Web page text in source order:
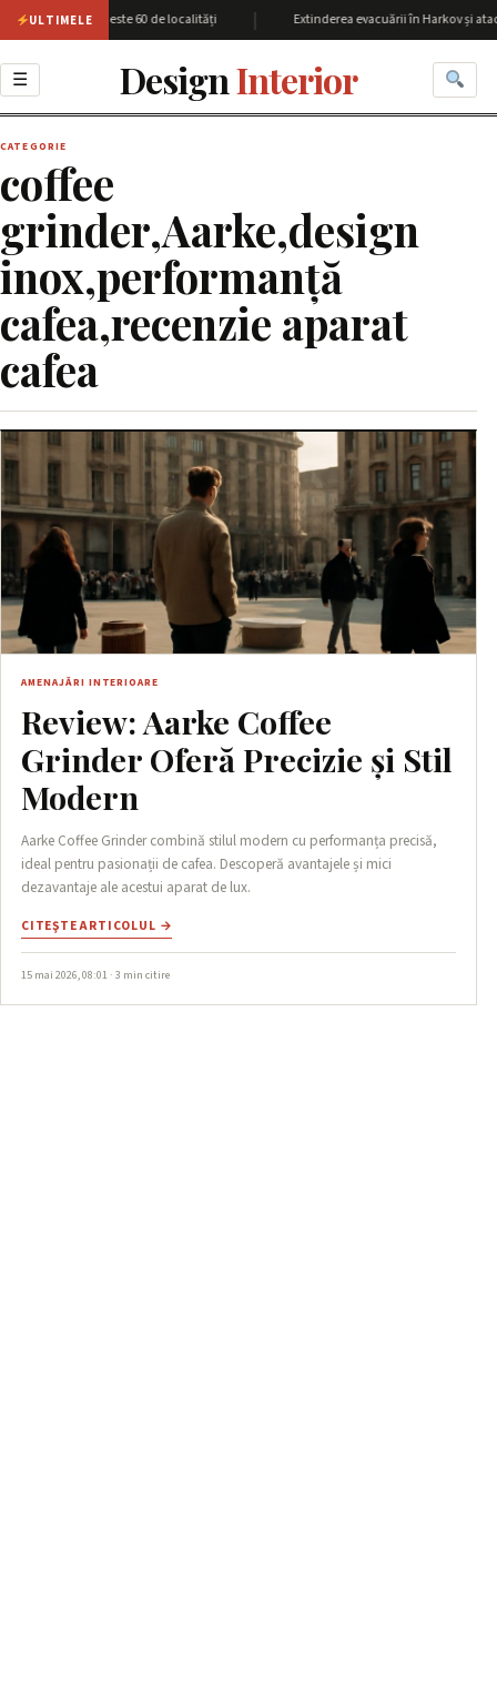
ULTIMELE
Harkov cu peste 60 de localități Extinderea evacuării în Harkov și
☰ DesignInterior
CATEGORIE
coffee
grinder,Aarke,design
inox,performanță
cafea,recenzie aparat
cafea
AMENAJĂRI INTERIOARE
Review: Aarke Coffee
Grinder Oferă Precizie și Stil
Modern
Aarke Coffee Grinder combină stilul modern cu performanța precisă,
ideal pentru pasionații de cafea. Descoperă avantajele și mici
dezavantaje ale acestui aparat de lux.
CITEŞTE ARTICOLUL →
15 mai 2026, 08:01 · 3 min citire